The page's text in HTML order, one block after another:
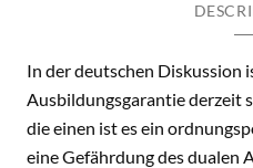
In der deutschen Diskussion
Ausbildungsgarantie derzeit
die einen ist es ein
eine Gefährdung des dualen